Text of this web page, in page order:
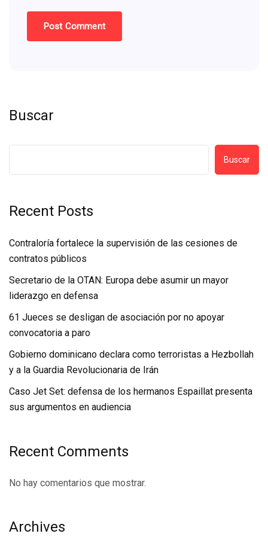
Buscar
Buscar
Recent Posts
Contraloría fortalece la supervisión de las cesiones de
contratos públicos
Secretario de la OTAN: Europa debe asumir un mayor
liderazgo en defensa
61 Jueces se desligan de asociación por no apoyar
convocatoria a paro
Gobierno dominicano declara como terroristas a Hezbollah
y a la Guardia Revolucionaria de Irán
Caso Jet Set: defensa de los hermanos Espaillat presenta
sus argumentos en audiencia
Recent Comments
No hay comentarios que mostrar.
Archives